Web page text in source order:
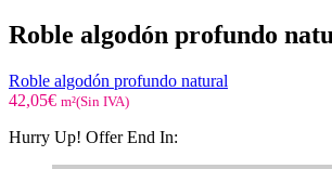
Roble algodón profundo
Roble algodón profundo natural
42,05€ m²(Sin IVA)
Hurry Up! Offer End In: